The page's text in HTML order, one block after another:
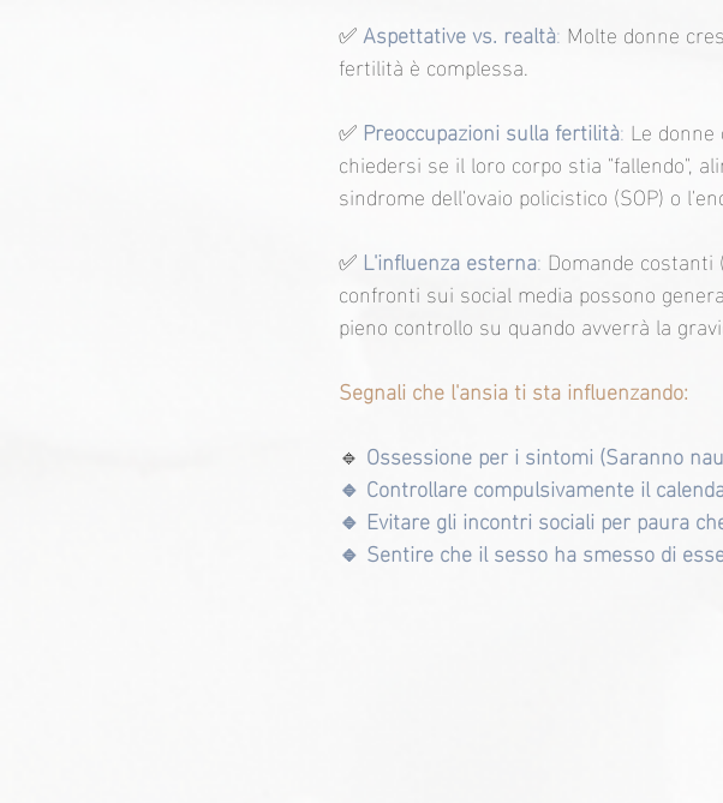
✅ Aspettative vs. realtà: Molte donne
fertilità è complessa.
✅ Preoccupazioni sulla fertilità: Le
chiedersi se il loro corpo stia "fallendo",
sindrome dell'ovaio policistico (SOP) o
✅ L'influenza esterna: Domande
confronti sui social media possono
pieno controllo su quando avverrà la
Segnali che l'ansia ti sta influenzando:
🔹 Ossessione per i sintomi (Saranno
🔹 Controllare compulsivamente il
🔹 Evitare gli incontri sociali per paura
🔹 Sentire che il sesso ha smesso di